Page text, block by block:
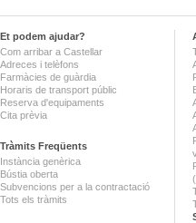
Et podem ajudar?
Com arribar a Castellar
Adreces i telèfons
Farmàcies de guàrdia
Horaris de transport públic
Reserva d'equipaments
Cita prèvia
Tràmits Freqüents
Instància genèrica
Bústia oberta
Subvencions per a la contractació
Tots els tràmits